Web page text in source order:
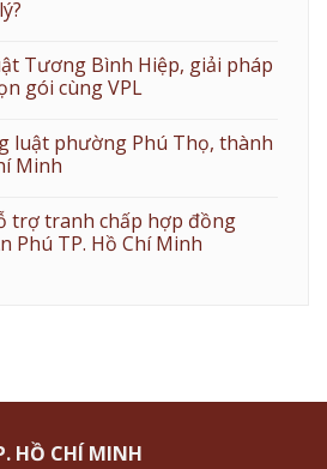
Tương Bình Hiệp, giải pháp
gói cùng VPL
luật phường Phú Thọ, thành
Minh
trợ tranh chấp hợp đồng
Phú TP. Hồ Chí Minh
HỒ CHÍ MINH